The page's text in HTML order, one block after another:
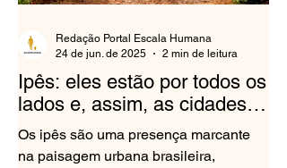
Ipês: eles estão por todos os
lados e, assim, as cidades
vão ficando mais coloridas
Os ipês são uma presença marcante
na paisagem urbana brasileira,
Redação Portal Escala Humana
24 de jun. de 2025
2 min de leitura